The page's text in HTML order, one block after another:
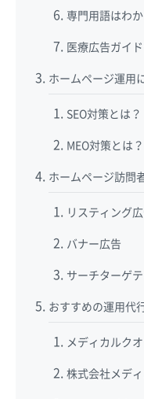
専門用語はわ
医療広告ガイ
ホームページ運用
SEO対策とは？
MEO対策とは？
ホームページ訪問
リスティング
バナー広告
サーチターゲ
おすすめの運用代
メディカルク
株式会社メデ